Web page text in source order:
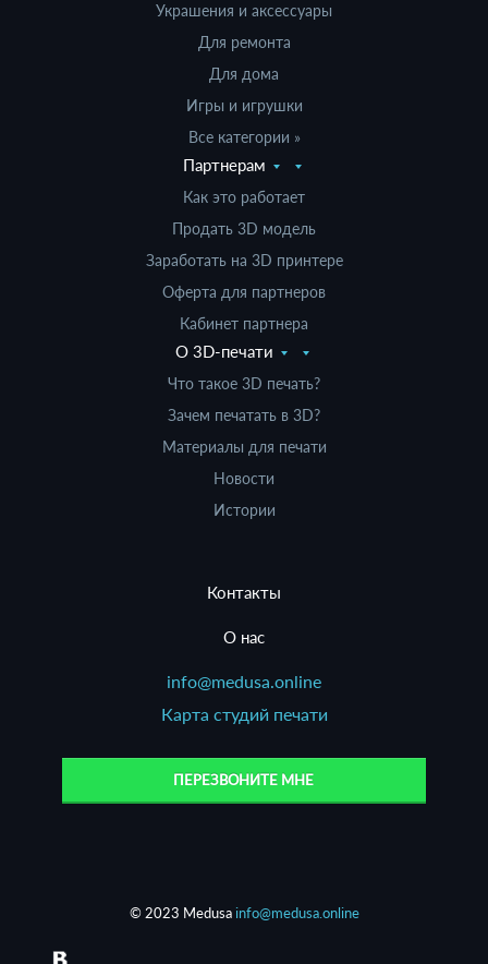
Украшения и аксессуары
Для ремонта
Для дома
Игры и игрушки
Все категории »
Партнерам
Как это работает
Продать 3D модель
Заработать на 3D принтере
Оферта для партнеров
Кабинет партнера
О 3D-печати
Что такое 3D печать?
Зачем печатать в 3D?
Материалы для печати
Новости
Истории
Контакты
О нас
info@medusa.online
Карта студий печати
ПЕРЕЗВОНИТЕ МНЕ
© 2023 Medusa info@medusa.online